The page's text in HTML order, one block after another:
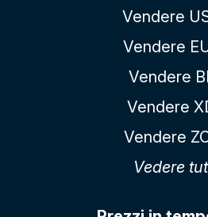
Vendere
Vendere
Vendere
Vendere
Vendere
Vedere